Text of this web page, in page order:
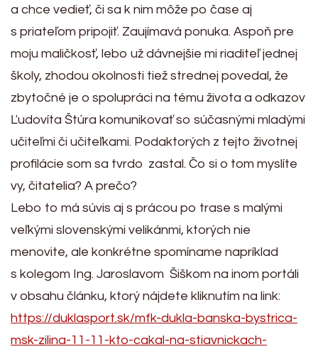
a chce vedieť, či sa k nim môže po čase aj
s priateľom pripojiť. Zaujímavá ponuka. Aspoň pre
moju maličkosť, lebo už dávnejšie mi riaditeľ jednej
školy, zhodou okolnosti tiež strednej povedal, že
zbytočné je o spolupráci na tému života a odkazov
Ľudovíta Štúra komunikovať so súčasnými mladými
učiteľmi či učiteľkami. Podaktorých z tejto životnej
profilácie som sa tvrdo zastal. Čo si o tom myslíte
vy, čitatelia? A prečo?
Lebo to má súvis aj s prácou po trase s malými
veľkými slovenskými velikánmi, ktorých nie
menovite, ale konkrétne spomíname napríklad
s kolegom Ing. Jaroslavom Šiškom na inom portáli
v obsahu článku, ktorý nájdete kliknutím na link:
https://duklasport.sk/mfk-dukla-banska-bystrica-
msk-zilina-11-11-kto-cakal-na-stiavnickach-